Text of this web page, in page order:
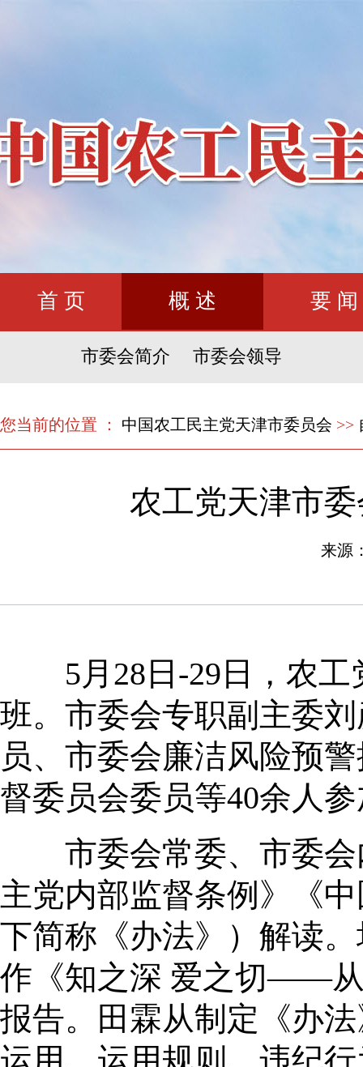
首 页 概 述 要 闻
市委会简介 市委会领导
您当前的位置 ： 中国农工民主党天津市委员会 >>
农工党天津市
来
5月28日-29日，农工
班。市委会专职副主委
员、市委会廉洁风险预
督委员会委员等40余人
市委会常委、市委会
主党内部监督条例》《
下简称《办法》）解读
作《知之深 爱之切——从
报告。田霖从制定《办